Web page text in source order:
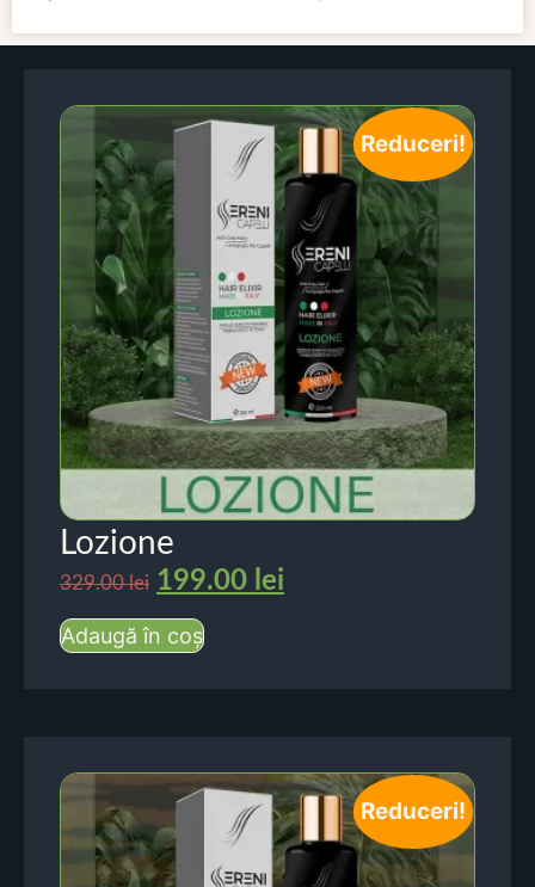
Reduceri!
Lozione
329.00lei 199.00 lei
Adaugă în coș
Reduceri!